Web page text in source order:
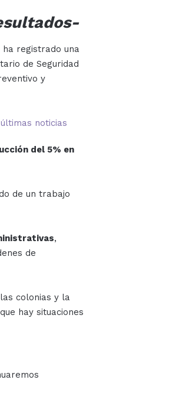
registrado una
de Seguridad
y
noticias
del 5% en
de un trabajo
,
de
colonias y la
hay situaciones